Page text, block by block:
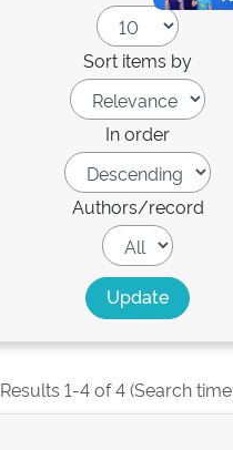
Sort items by
In order
Authors/record
Results 1-4 of 4 (Search